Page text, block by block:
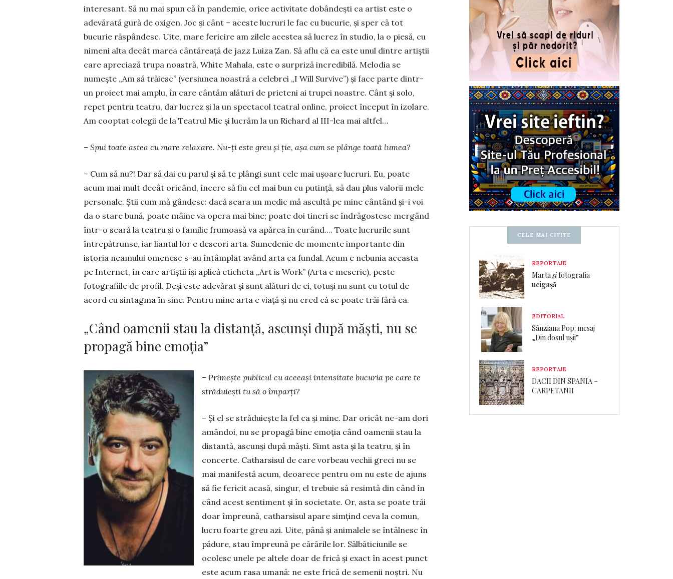
inte­re­sant. Să nu mai spun că în pandemie, orice activitate dobândeşti ca artist este o
adevărată gură de oxigen. Joc şi cânt – aceste lucruri le fac cu bucurie, şi sper că tot
bucurie răspândesc. Uite, mare fericire am zi­lele acestea să lucrez în studio, la o piesă, cu
ni­meni alta decât marea cântăreaţă de jazz Luiza Zan. Să aflu că ea este unul dintre artiştii
care apreciază tru­pa noastră, White Mahala, este o surpriză incre­di­bi­lă. Melodia se
numeşte „Am să trăiesc” (ver­siu­nea noastră a celebrei „I Will Survive”) şi face parte din­tr-
un proiect mai amplu, în care cân­tăm alături de prieteni ai trupei noas­tre. Cânt şi solo,
repet pentru tea­tru, dar lucrez şi la un spectacol teatral on­line, proiect început în izo­lare.
Am co­optat colegii de la Teatrul Mic şi lu­crăm la un Richard al III-lea mai altfel…
– Spui toate astea cu mare re­la­xare. Nu-ţi este greu şi ţie, aşa cum se plânge toată lumea?
– Cum să nu?! Dar să dai cu pa­rul şi să te plângi sunt cele mai uşoa­­re lucruri. Eu, poate
acum mai mult decât oricând, încerc să fiu cel mai bun cu putinţă, să dau plus valorii mele
personale. Ştii cum mă gândesc: dacă seara un medic mă ascultă pe mine cântând şi-i voi
da o stare bună, poate mâine va opera mai bine; poate doi tineri se îndrăgostesc mer­gând
într-o seară la teatru şi o familie frumoasă va apărea în curând…. Toate lucrurile sunt
între­pă­trunse, iar liantul lor e deseori arta. Sumedenie de mo­mente importante din
istoria neamului omenesc s-au întâmplat având arta ca fundal. Acum e nebunia aceasta
pe Internet, în care artiştii îşi aplică eticheta „Art is Work” (Arta e meserie), peste
fotografiile de profil. Deşi este adevărat şi sunt alături de ei, totuşi nu sunt cu totul de
acord cu sintagma în sine. Pentru mine arta e viaţă şi nu cred că se poate trăi fără ea.
„Când oamenii stau la distanță, ascunși după măști, nu se
propagă bine emoția”
– Primeşte publicul cu aceeaşi intensitate bucuria pe care te
străduieşti tu să o împarţi?
– Şi el se străduieşte la fel ca şi mine. Dar oricât ne-am dori
amândoi, nu se propagă bine emoţia când oamenii stau la
distantă, ascunşi după măşti. Simt asta şi la teatru, şi în
concerte. Catharsisul de care vorbeau vechii greci nu se
mai manifestă acum, deoarece pentru om nu este de ajuns
să fie fericit acasă, singur, el trebuie să resimtă din când în
când acest sentiment şi în societate. Or, asta se poate trăi
doar împreună, catharsisul apare simţind ceva la comun,
lucru foarte greu azi. Uite, până şi animalele se întâlnesc în
pădure, stau împreună pe cărările lor. Sălbăticiunile se
ocolesc unele pe altele doar de frică şi exact în acest punct
este acum rasa umană: ne este frică de semenii noştri. Nu
CELE MAI CITITE
REPORTAJE
Martașifotografia
ucigașă
EDITORIAL
Sânziana Pop: mesaj
„Din dosul ușii”
REPORTAJE
DACII DIN SPANIA –
CARPETANII